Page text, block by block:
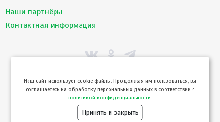
Наши партнёры
Контактная информация
© ТвойПродукт 2010 - 2026
Использование сайта означает согласие сПользовательским соглашением
Политикой конфиденциальностисервиса ТВОЙПРОДУКТ
Hаш сайт использует cookie файлы. Продолжая им пользоваться, вы
соглашаетесь на обработку персональных данных в соответствии с
политикой конфиденциальности
Принять и закрыть